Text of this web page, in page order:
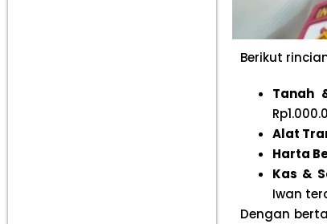
Berikut
Tanah
Alat
Harta
Kas &
Iwan
Dengan